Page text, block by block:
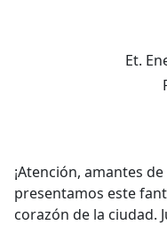
Et.
¡Atención, amantes
presentamos este
corazón de la ciudad.